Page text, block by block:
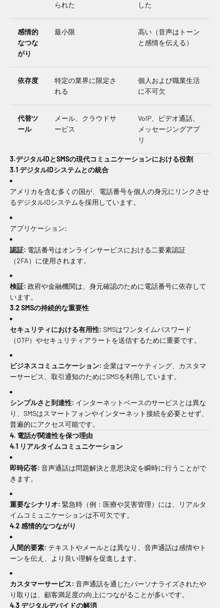
られた
した
感情的
なつな
がり
最小限
高い（音声はトーン
と感情を伝える）
依存度
特定の業界に限定さ
れる
個人および職業生活
に不可欠
代替ツ
ール
メール、クラウドサ
ービス
VoIP、ビデオ通話、
メッセージングアプ
リ
3.デジタルIDとSMSの現代コミュニケーションにおける役割
3.1 デジタルIDシステムとの統合
アメリカを含む多くの国が、電話番号を個人の身元にリンクさせ
るデジタルIDシステムを採用しています。
アプリケーション:
認証: 電話番号はオンラインサービスにおける二要素認証
（2FA）に使用されます。
検証: 政府や金融機関は、身元確認のために電話番号に依存して
います。
3.2 SMSの持続的な重要性
セキュリティにおける有用性: SMSはワンタイムパスワード
（OTP）やセキュリティアラートを送信するために重要です。
ビジネスコミュニケーション: 企業はマーケティング、カスタマ
ーサービス、取引通知のためにSMSを利用しています。
シンプルさと到達性: インターネットベースのサービスとは異な
り、SMSはスマートフォンやインターネット接続を必要とせず、
普遍的にアクセス可能です。
4. 電話が関連性を保つ理由
4.1 リアルタイムコミュニケーション
即時応答: 音声通話は問題解決と意思決定を瞬時に行うことがで
きます。
重要なシナリオ: 緊急時（例：医療や災害管理）には、リアルタ
イムコミュニケーションは不可欠です。
4.2 感情的なつながり
人間的要素: テキストやメールとは異なり、音声通話は感情やト
ーンを伝え、より良い理解を促進します。
カスタマーサービス: 音声通話を通じたパーソナライズされたや
り取りは、顧客満足度の向上につながることが多いです。
4.3 デジタルデバイドの解消